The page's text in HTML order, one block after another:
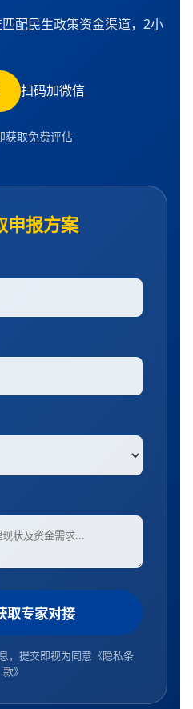
配民生政策资金渠道，2小
扫码加微信
获取免费评估
申报方案
取专家对接
，提交即视为同意 《隐私条
款》